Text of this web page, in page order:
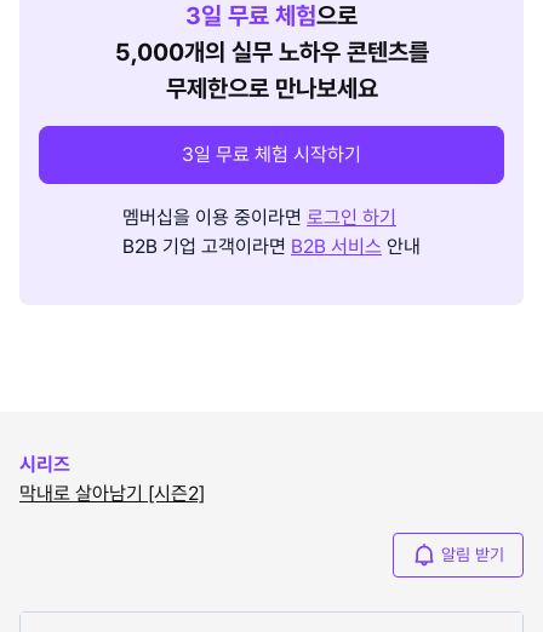
3일 무료 체험으로
5,000개의 실무 노하우 콘텐츠를
무제한으로 만나보세요
3일 무료 체험 시작하기
멤버십을 이용 중이라면 로그인 하기
B2B 기업 고객이라면 B2B 서비스 안내
시리즈
막내로 살아남기 [시즌2]
알림 받기